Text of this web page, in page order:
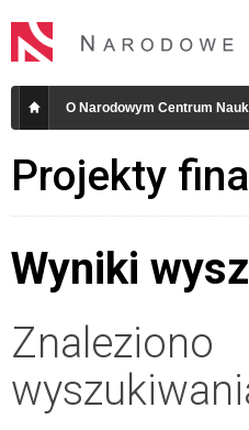
O Narodowym Centrum
Projekty
Wyniki